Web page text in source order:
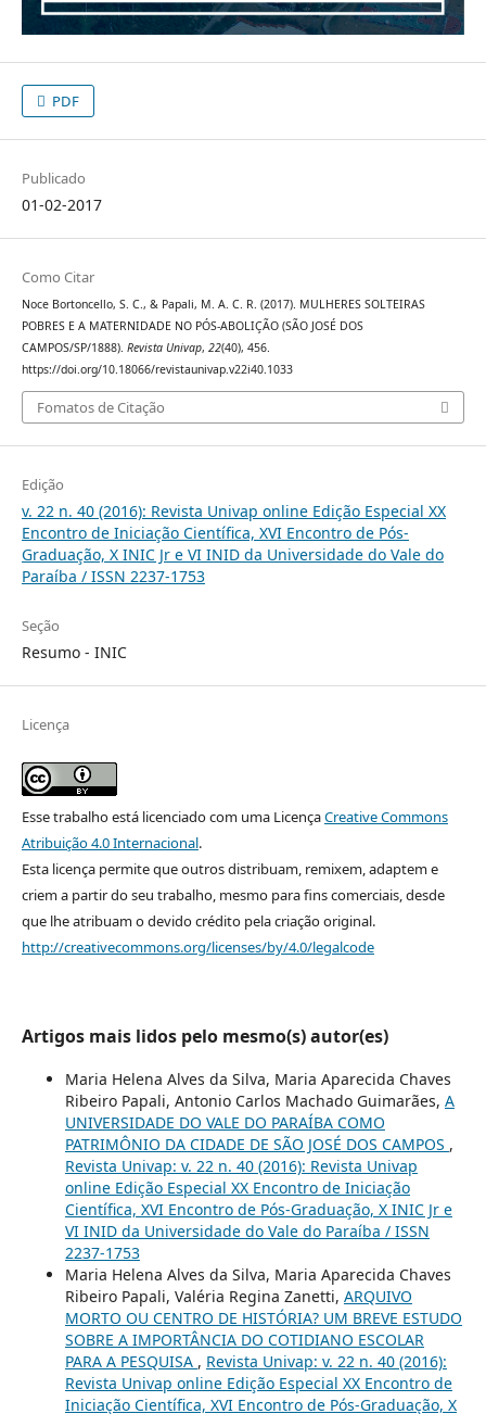
PDF
Publicado
01-02-2017
Como Citar
Noce Bortoncello, S. C., & Papali, M. A. C. R. (2017). MULHERES SOLTEIRAS
POBRES E A MATERNIDADE NO PÓS-ABOLIÇÃO (SÃO JOSÉ DOS
CAMPOS/SP/1888). Revista Univap, 22(40), 456.
https://doi.org/10.18066/revistaunivap.v22i40.1033
Fomatos de Citação
Edição
v. 22 n. 40 (2016): Revista Univap online Edição Especial XX
Encontro de Iniciação Científica, XVI Encontro de Pós-
Graduação, X INIC Jr e VI INID da Universidade do Vale do
Paraíba / ISSN 2237-1753
Seção
Resumo - INIC
Licença
Esse trabalho está licenciado com uma LicençaCreative Commons
Atribuição 4.0 Internacional.
Esta licença permite que outros distribuam, remixem, adaptem e
criem a partir do seu trabalho, mesmo para fins comerciais, desde
que lhe atribuam o devido crédito pela criação original.
http://creativecommons.org/licenses/by/4.0/legalcode
Artigos mais lidos pelo mesmo(s) autor(es)
Maria Helena Alves da Silva, Maria Aparecida Chaves
Ribeiro Papali, Antonio Carlos Machado Guimarães, A
UNIVERSIDADE DO VALE DO PARAÍBA COMO
PATRIMÔNIO DA CIDADE DE SÃO JOSÉ DOS CAMPOS ,
Revista Univap: v. 22 n. 40 (2016): Revista Univap
online Edição Especial XX Encontro de Iniciação
Científica, XVI Encontro de Pós-Graduação, X INIC Jr e
VI INID da Universidade do Vale do Paraíba / ISSN
2237-1753
Maria Helena Alves da Silva, Maria Aparecida Chaves
Ribeiro Papali, Valéria Regina Zanetti, ARQUIVO
MORTO OU CENTRO DE HISTÓRIA? UM BREVE ESTUDO
SOBRE A IMPORTÂNCIA DO COTIDIANO ESCOLAR
PARA A PESQUISA , Revista Univap: v. 22 n. 40 (2016):
Revista Univap online Edição Especial XX Encontro de
Iniciação Científica, XVI Encontro de Pós-Graduação, X